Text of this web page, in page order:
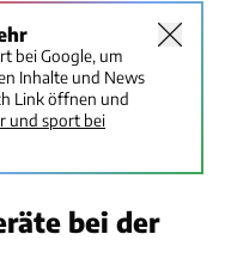
bei Google, um
Inhalte und News
Link öffnen und
und sport bei
bei der